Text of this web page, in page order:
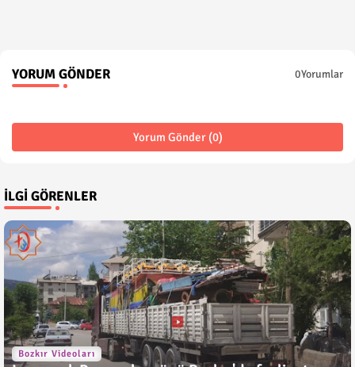
YORUM GÖNDER 0Yorumlar
Yorum Gönder (0)
İLGI GÖRENLER
Bozkır Videoları